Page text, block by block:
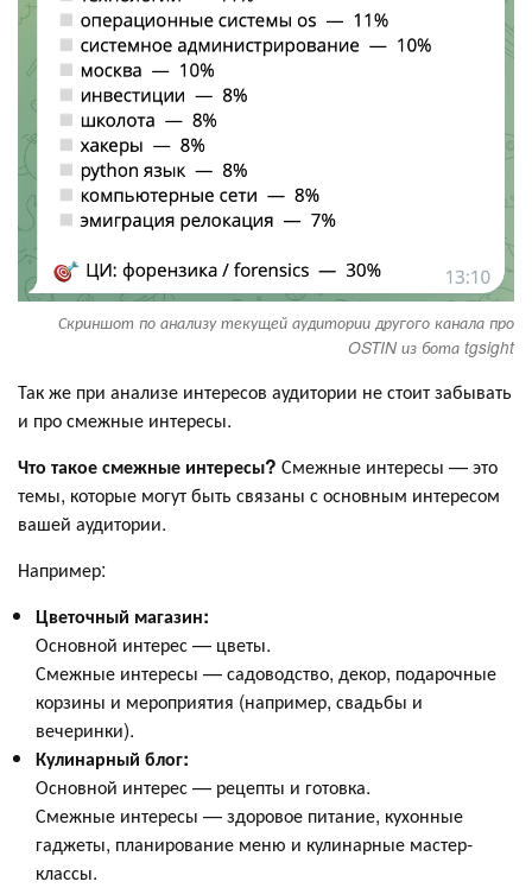
Скриншот по анализу текущей аудитории другого канала про
OSTIN из бота tgsight
Так же при анализе интересов аудитории не стоит забывать
и про смежные интересы.
Что такое смежные интересы? Смежные интересы — это
темы, которые могут быть связаны с основным интересом
вашей аудитории.
Например:
Цветочный магазин:
Основной интерес — цветы.
Смежные интересы — садоводство, декор, подарочные
корзины и мероприятия (например, свадьбы и
вечеринки).
Кулинарный блог:
Основной интерес — рецепты и готовка.
Смежные интересы — здоровое питание, кухонные
гаджеты, планирование меню и кулинарные мастер-
классы.